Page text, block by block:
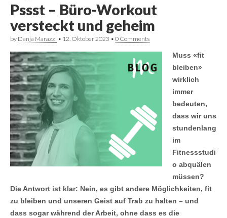
Pssst – Büro-Workout
versteckt und geheim
by Danja Marazzi • 12. Oktober 2023 • 0 Comments
Muss «fit
bleiben»
wirklich
immer
bedeuten,
dass wir uns
stundenlang
im
Fitnessstudi
o abquälen
müssen?
Die Antwort ist klar: Nein, es gibt andere Möglichkeiten, fit
zu bleiben und unseren Geist auf Trab zu halten – und
dass sogar während der Arbeit, ohne dass es die